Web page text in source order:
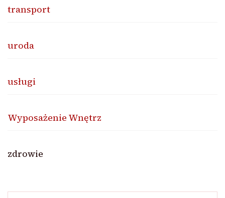
transport
uroda
usługi
Wyposażenie Wnętrz
zdrowie